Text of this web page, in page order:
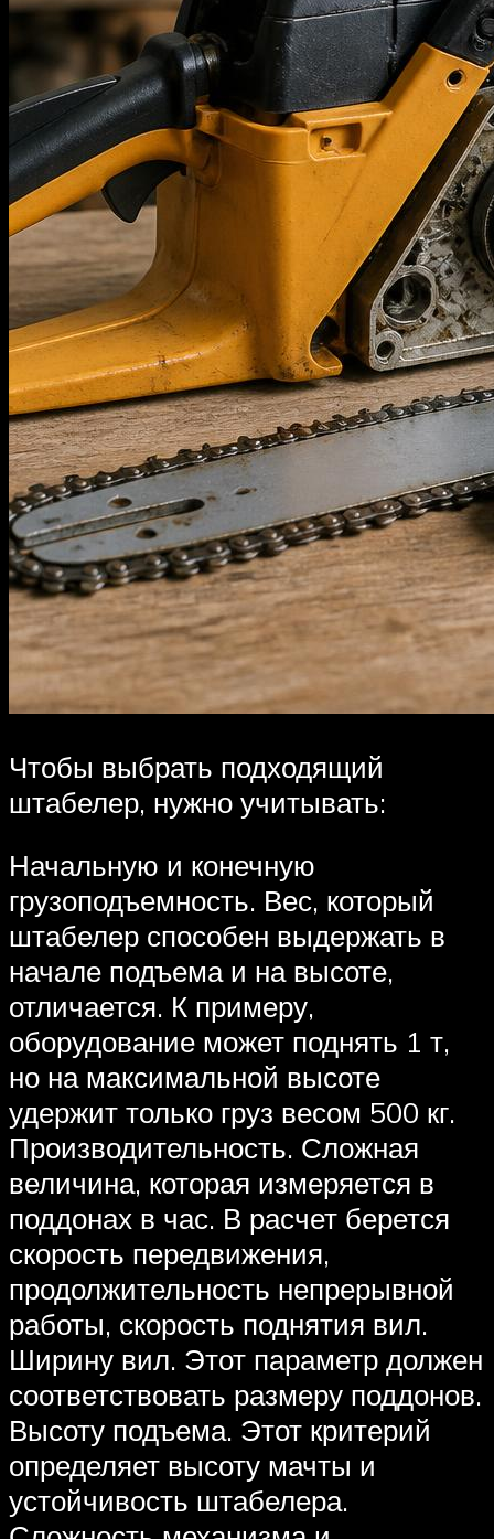
Чтобы выбрать подходящий
штабелер, нужно учитывать:
Начальную и конечную
грузоподъемность. Вес, который
штабелер способен выдержать в
начале подъема и на высоте,
отличается. К примеру,
оборудование может поднять 1 т,
но на максимальной высоте
удержит только груз весом 500 кг.
Производительность. Сложная
величина, которая измеряется в
поддонах в час. В расчет берется
скорость передвижения,
продолжительность непрерывной
работы, скорость поднятия вил.
Ширину вил. Этот параметр должен
соответствовать размеру поддонов.
Высоту подъема. Этот критерий
определяет высоту мачты и
устойчивость штабелера.